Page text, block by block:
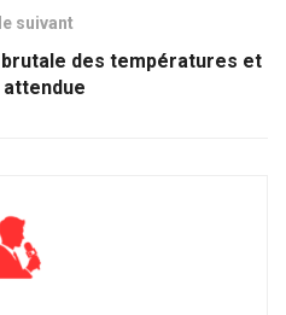
suivant
des températures et